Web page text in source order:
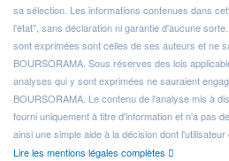
sa sélection. Les informations contenues dans
l'état", sans déclaration ni garantie d'aucune
sont exprimées sont celles de ses auteurs et ne
BOURSORAMA. Sous réserves des lois
analyses qui y sont exprimées ne sauraient
BOURSORAMA. Le contenu de l'analyse mis à
fourni uniquement à titre d'information et n'a pas
ainsi une simple aide à la décision dont
Lire les mentions légales complètes